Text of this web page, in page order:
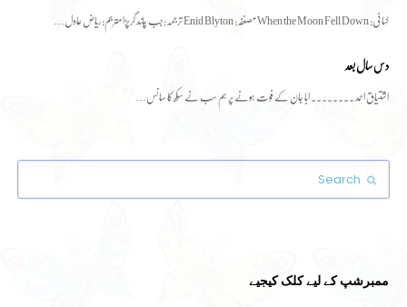
کہانی: When the Moon Fell Down مصنفہ: Enid Blyton ترجمہ:جب چاند گرپڑا مترجم: ریاض عادل…
دس سال بعد
اشتیاق احمد ۔۔۔۔۔۔۔۔ ابا جان کے فوت ہونے پر ہم سب نے سکھ کا سانس…
Search
ممبرشپ کے لیے کلک کیجیے